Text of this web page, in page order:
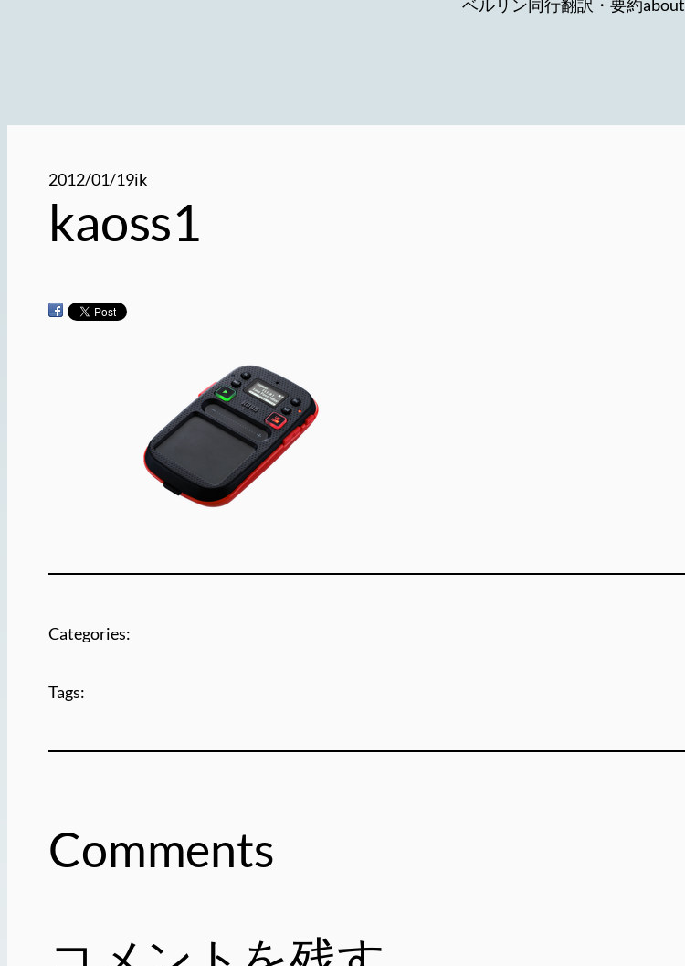
ベルリン同行翻訳・要約about
2012/01/19ik
kaoss1
Categories:
Tags:
Comments